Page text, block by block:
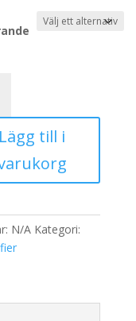
till
Lägg till i
N/A Kategori: